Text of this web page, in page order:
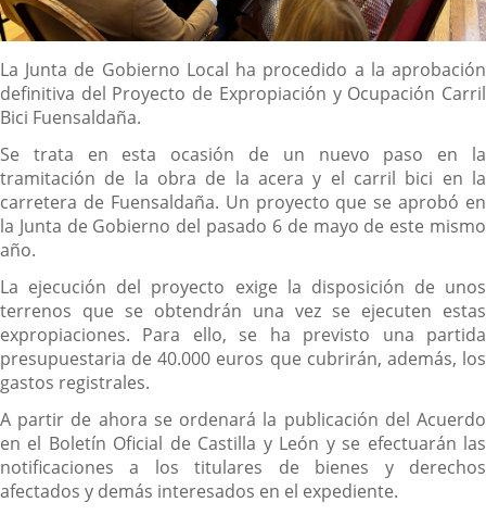
Descripción
La Junta de Gobierno Local ha procedido a la aprobación
definitiva del Proyecto de Expropiación y Ocupación Carril
Bici Fuensaldaña.
Se trata en esta ocasión de un nuevo paso en la
tramitación de la obra de la acera y el carril bici en la
carretera de Fuensaldaña. Un proyecto que se aprobó en
la Junta de Gobierno del pasado 6 de mayo de este mismo
año.
La ejecución del proyecto exige la disposición de unos
terrenos que se obtendrán una vez se ejecuten estas
expropiaciones. Para ello, se ha previsto una partida
presupuestaria de 40.000 euros que cubrirán, además, los
gastos registrales.
A partir de ahora se ordenará la publicación del Acuerdo
en el Boletín Oficial de Castilla y León y se efectuarán las
notificaciones a los titulares de bienes y derechos
afectados y demás interesados en el expediente.